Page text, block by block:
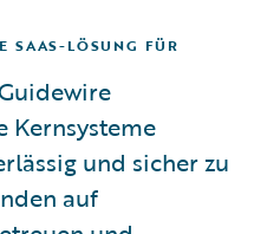
SAAS-LÖSUNG FÜR
Kernsysteme
und sicher zu
auf